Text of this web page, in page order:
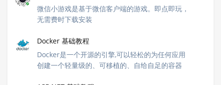
微信小游戏是基于微信客户端的游戏。即点即玩，
无需费时下载安装
Docker 基础教程
Docker是一个开源的引擎,可以轻松的为任何应用
创建一个轻量级的、可移植的、自给自足的容器